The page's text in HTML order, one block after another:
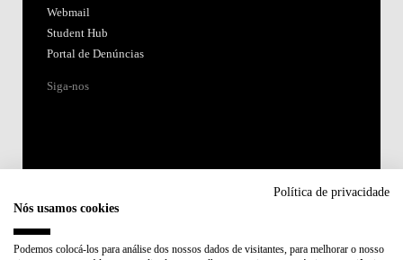
Webmail
Student Hub
Portal de Denúncias
Siga-nos
Política de privacidade
Nós usamos cookies
Podemos colocá-los para análise dos nossos dados de visitantes, para melhorar o nosso